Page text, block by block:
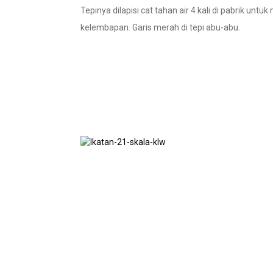
Tepinya dilapisi cat tahan air 4 kali di pabrik
kelembapan. Garis merah di tepi abu-abu.